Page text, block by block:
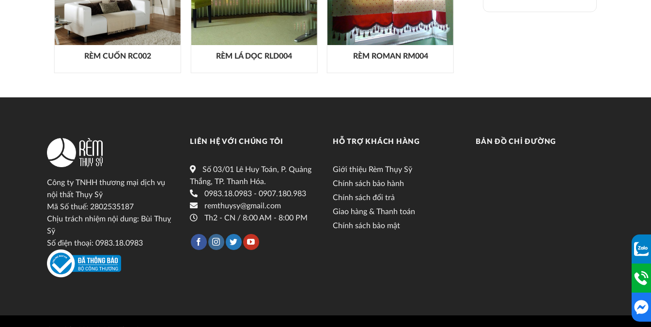
RÈM CUỐN RC002 RÈM LÁ DỌC RLD004 RÈM ROMAN RM004
Công ty TNHH thương mại dịch vụ
nội thất Thụy Sỹ
Mã Số thuế: 2802535187
Chịu trách nhiệm nội dung: Bùi Thuỵ
Sỹ
Số điện thoại: 0983.18.0983
LIÊN HỆ VỚI CHÚNG TÔI
Số 03/01 Lê Huy Toán, P. Quảng
Thắng, TP. Thanh Hóa.
0983.18.0983 - 0907.180.983
remthuysy@gmail.com
Th2 - CN / 8:00 AM - 8:00 PM
HỖ TRỢ KHÁCH HÀNG
Giới thiệu Rèm Thụy Sỹ
Chính sách bảo hành
Chính sách đổi trả
Giao hàng & Thanh toán
Chính sách bảo mật
BẢN ĐỒ CHỈ ĐƯỜNG